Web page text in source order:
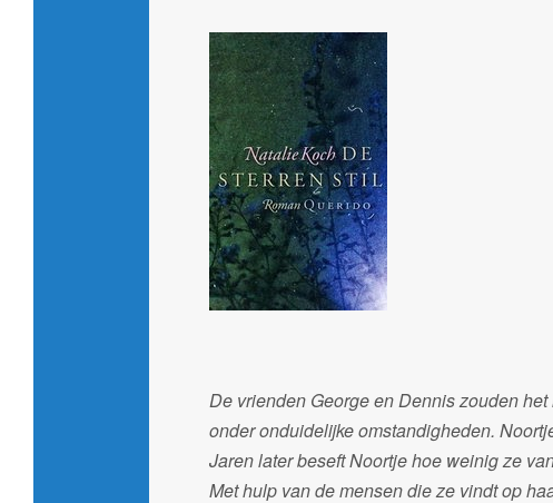
De vrienden George en Dennis zouden
onder onduidelijke omstandigheden.
Jaren later beseft Noortje hoe weinig ze
Met hulp van de mensen die ze vindt op